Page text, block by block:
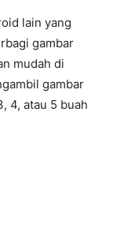
lain yang
gambar
mudah di
gambar
4, atau 5 buah